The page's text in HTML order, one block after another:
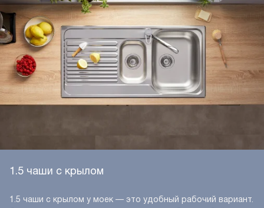
1.5 чаши с крылом
1.5 чаши с крылом у моек — это удобный рабочий вариант.